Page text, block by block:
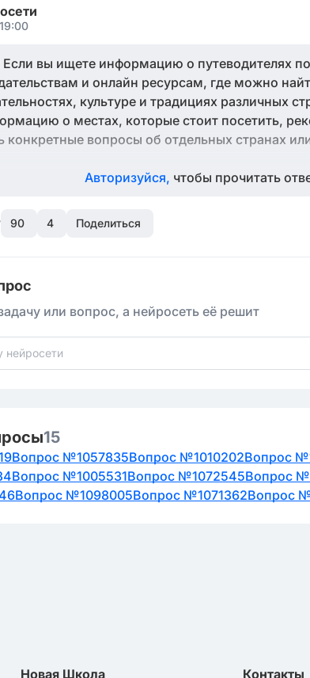
Если вы ищете информацию о путеводителях
и онлайн ресурсам, где можно
культуре и традициях различных
о местах, которые стоит посетить,
конкретные вопросы об отдельных странах
Авторизуйся, чтобы прочитать
90 4 Поделиться
или вопрос, а нейросеть её решит
15
Вопрос №1057835Вопрос №1010202Вопрос
Вопрос №1005531Вопрос №1072545Вопрос
Вопрос №1098005Вопрос №1071362Вопрос
Новая Школа Контакты